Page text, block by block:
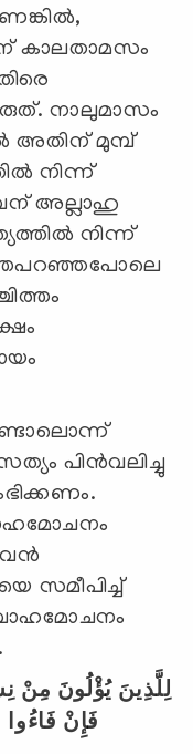
കാലതാമസം
നാലുമാസം
അതിന് മുമ്പ്
നിന്ന്
അല്ലാഹു
നിന്ന്
പിന്‍വലിച്ചു
സമീപിച്ച്
لِلَّذِينَ يُؤْلُونَ مِنْ
فَإِنْ